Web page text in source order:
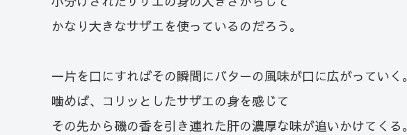
かなり大きなサザエを使っているのだろう。
一片を口にすればその瞬間にバターの風味が口に広がっていく。
噛めば、コリッとしたサザエの身を感じて
その先から磯の香を引き連れた肝の濃厚な味が追いかけてくる。